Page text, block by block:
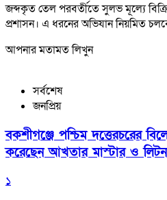
জব্দকৃত তেল পরবর্তীতে সুলভ মূল্যে
প্রশাসন। এ ধরনের অভিযান নিয়মিত
আপনার মতামত লিখুন
সর্বশেষ
জনপ্রিয়
বকশীগঞ্জে পশ্চিম দত্তেরচরের
করেছেন আখতার মাস্টার ও
১